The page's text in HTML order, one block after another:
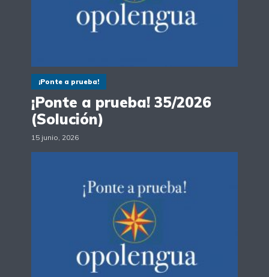
¡Ponte a prueba!
¡Ponte a prueba! 35/2026
(Solución)
15 junio, 2026